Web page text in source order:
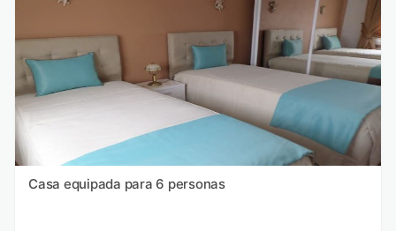
Casa equipada para 6 personas